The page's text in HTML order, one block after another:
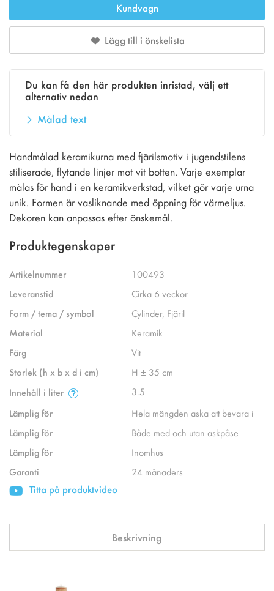
Kundvagn
Lägg till i önskelista
Du kan få den här produkten inristad, välj ett
alternativ nedan
Målad text
Handmålad keramikurna med fjärilsmotiv i jugendstilens
stiliserade, flytande linjer mot vit botten. Varje exemplar
målas för hand i en keramikverkstad, vilket gör varje urna
unik. Formen är vasliknande med öppning för värmeljus.
Dekoren kan anpassas efter önskemål.
Produktegenskaper
Artikelnummer
100493
Leveranstid
Cirka 6 veckor
Form / tema / symbol
Cylinder, Fjäril
Material
Keramik
Färg
Vit
Storlek (h x b x d i cm)
H ± 35 cm
Innehåll i liter
3.5
Lämplig för
Hela mängden aska att bevara i
Lämplig för
Både med och utan askpåse
Lämplig för
Inomhus
Garanti
24 månaders
Titta på produktvideo
Beskrivning